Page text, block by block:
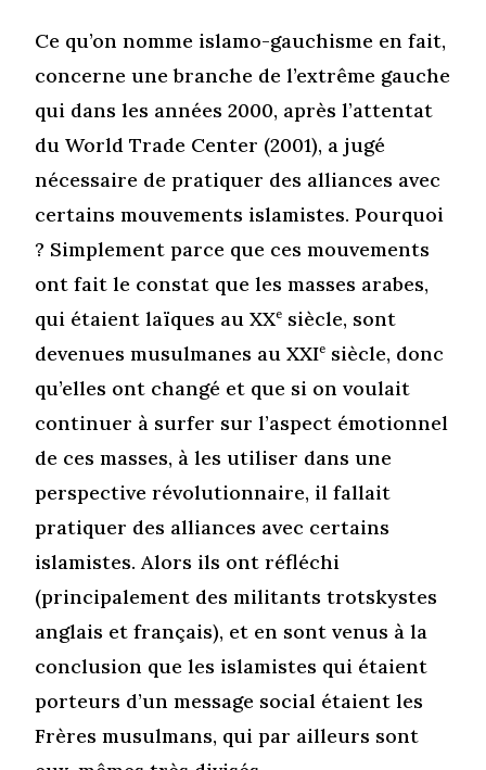
Ce qu’on nomme islamo-gauchisme en fait,
concerne une branche de l’extrême gauche
qui dans les années 2000, après l’attentat
du World Trade Center (2001), a jugé
nécessaire de pratiquer des alliances avec
certains mouvements islamistes. Pourquoi
? Simplement parce que ces mouvements
ont fait le constat que les masses arabes,
qui étaient laïques au XXe siècle, sont
devenues musulmanes au XXIe siècle, donc
qu’elles ont changé et que si on voulait
continuer à surfer sur l’aspect émotionnel
de ces masses, à les utiliser dans une
perspective révolutionnaire, il fallait
pratiquer des alliances avec certains
islamistes. Alors ils ont réfléchi
(principalement des militants trotskystes
anglais et français), et en sont venus à la
conclusion que les islamistes qui étaient
porteurs d’un message social étaient les
Frères musulmans, qui par ailleurs sont